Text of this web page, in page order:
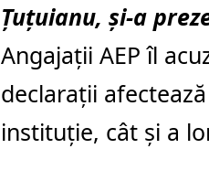
Țuțuianu, și-a
Angajații AEP îl
declarații
instituție, cât și a